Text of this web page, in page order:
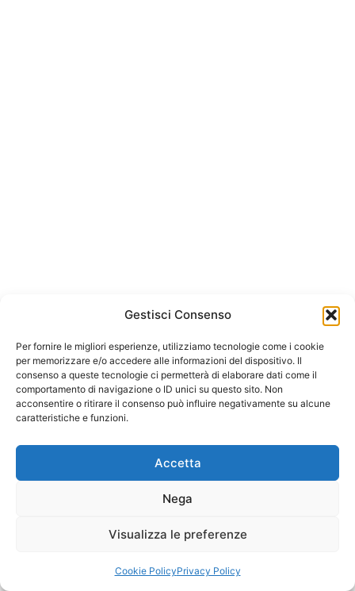
Gestisci Consenso
Per fornire le migliori esperienze, utilizziamo tecnologie come i cookie
per memorizzare e/o accedere alle informazioni del dispositivo. Il
consenso a queste tecnologie ci permetterà di elaborare dati come il
comportamento di navigazione o ID unici su questo sito. Non
acconsentire o ritirare il consenso può influire negativamente su alcune
caratteristiche e funzioni.
Accetta
Nega
Visualizza le preferenze
Cookie PolicyPrivacy Policy